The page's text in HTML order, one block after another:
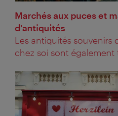
Marchés aux puces et
d'antiquités
Les antiquités souvenirs
chez soi sont également